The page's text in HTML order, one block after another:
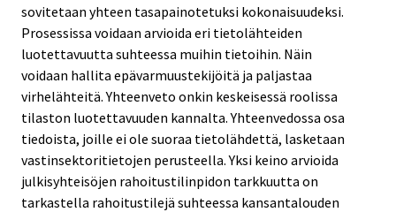
sovitetaan yhteen tasapainotetuksi kokonaisuudeksi.
Prosessissa voidaan arvioida eri tietolähteiden
luotettavuutta suhteessa muihin tietoihin. Näin
voidaan hallita epävarmuustekijöitä ja paljastaa
virhelähteitä. Yhteenveto onkin keskeisessä roolissa
tilaston luotettavuuden kannalta. Yhteenvedossa osa
tiedoista, joille ei ole suoraa tietolähdettä, lasketaan
vastinsektoritietojen perusteella. Yksi keino arvioida
julkisyhteisöjen rahoitustilinpidon tarkkuutta on
tarkastella rahoitustilejä suhteessa kansantalouden